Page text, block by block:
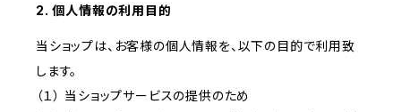
2. 個人情報の利用目的
当ショップは、お客様の個人情報を、以下の目的で利用致
します。
（１） 当ショップサービスの提供のため